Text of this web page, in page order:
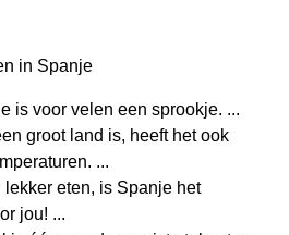
in Spanje
is voor velen een sprookje. ...
groot land is, heeft het ook
...
eten, is Spanje het
jou! ...